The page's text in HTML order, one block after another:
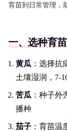
育苗到日常管理，
一、选种育
黄瓜 ：选择
土壤湿润，7-
苦瓜 ：种子
播种
茄子 ：育苗